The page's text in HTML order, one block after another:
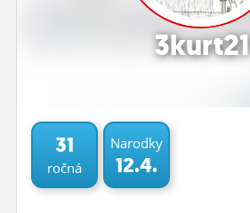
MÔJ PROFIL
NASTAVENIA
3kurt21
31
ročná
Narodky
12.4.